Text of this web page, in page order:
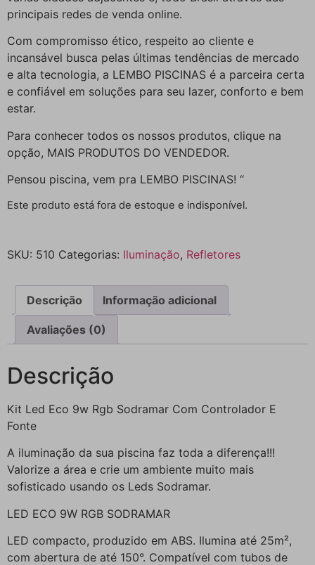
principais redes de venda online.
Com compromisso ético, respeito ao cliente e
incansável busca pelas últimas tendências de mercado
e alta tecnologia, a LEMBO PISCINAS é a parceira certa
e confiável em soluções para seu lazer, conforto e bem
estar.
Para conhecer todos os nossos produtos, clique na
opção, MAIS PRODUTOS DO VENDEDOR.
Pensou piscina, vem pra LEMBO PISCINAS! “
Este produto está fora de estoque e indisponível.
SKU: 510 Categorias: Iluminação, Refletores
Descrição Informação adicional
Avaliações (0)
Descrição
Kit Led Eco 9w Rgb Sodramar Com Controlador E
Fonte
A iluminação da sua piscina faz toda a diferença!!!
Valorize a área e crie um ambiente muito mais
sofisticado usando os Leds Sodramar.
LED ECO 9W RGB SODRAMAR
LED compacto, produzido em ABS. Ilumina até 25m²,
com abertura de até 150°. Compatível com tubos de